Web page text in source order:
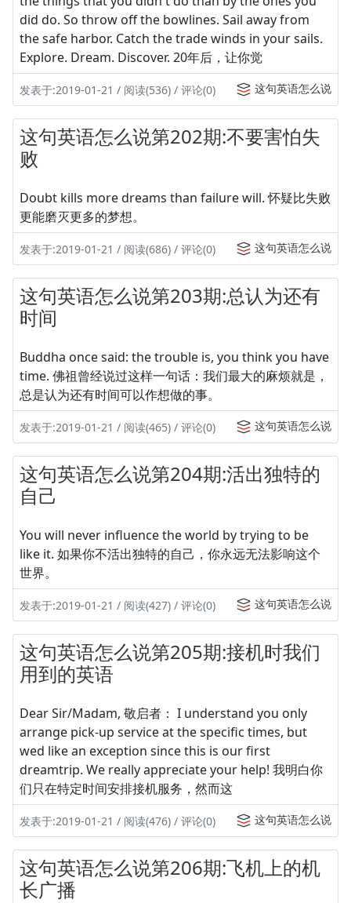
did do. So throw off the bowlines. Sail away from
the safe harbor. Catch the trade winds in your sails.
Explore. Dream. Discover. 20年后，让你觉
发表于:2019-01-21 / 阅读(536) / 评论(0) 这句英语怎么说
这句英语怎么说第202期:不要害怕失
败
Doubt kills more dreams than failure will. 怀疑比失败
更能磨灭更多的梦想。
发表于:2019-01-21 / 阅读(686) / 评论(0) 这句英语怎么说
这句英语怎么说第203期:总认为还有
时间
Buddha once said: the trouble is, you think you have
time. 佛祖曾经说过这样一句话：我们最大的麻烦就是，
总是认为还有时间可以作想做的事。
发表于:2019-01-21 / 阅读(465) / 评论(0) 这句英语怎么说
这句英语怎么说第204期:活出独特的
自己
You will never influence the world by trying to be
like it. 如果你不活出独特的自己，你永远无法影响这个
世界。
发表于:2019-01-21 / 阅读(427) / 评论(0) 这句英语怎么说
这句英语怎么说第205期:接机时我们
用到的英语
Dear Sir/Madam, 敬启者： I understand you only
arrange pick-up service at the specific times, but
wed like an exception since this is our first
dreamtrip. We really appreciate your help! 我明白你
们只在特定时间安排接机服务，然而这
发表于:2019-01-21 / 阅读(476) / 评论(0) 这句英语怎么说
这句英语怎么说第206期:飞机上的机
长广播